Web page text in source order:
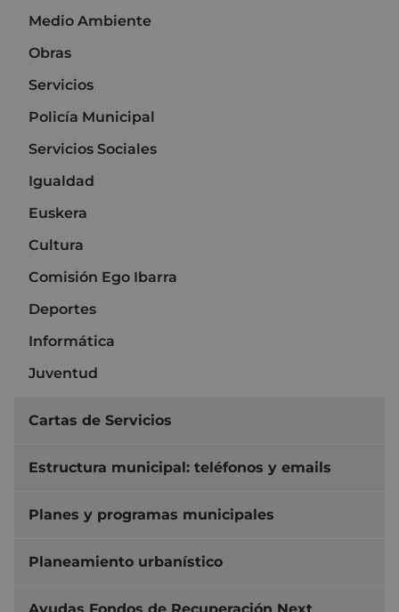
Medio Ambiente
Obras
Servicios
Policía Municipal
Servicios Sociales
Igualdad
Euskera
Cultura
Comisión Ego Ibarra
Deportes
Informática
Juventud
Cartas de Servicios
Estructura municipal: teléfonos y emails
Planes y programas municipales
Planeamiento urbanístico
Ayudas Fondos de Recuperación Next